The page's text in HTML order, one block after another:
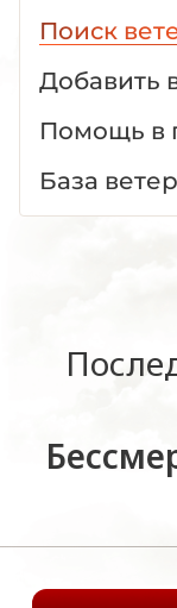
Поиск
Добавить
Помощь в
База